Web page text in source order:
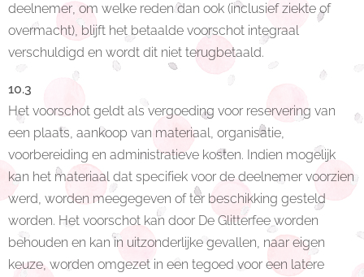
deelnemer, om welke reden dan ook (inclusief ziekte of
overmacht), blijft het betaalde voorschot integraal
verschuldigd en wordt dit niet terugbetaald.
10.3
Het voorschot geldt als vergoeding voor reservering van
een plaats, aankoop van materiaal, organisatie,
voorbereiding en administratieve kosten. Indien mogelijk
kan het materiaal dat specifiek voor de deelnemer voorzien
werd, worden meegegeven of ter beschikking gesteld
worden. Het voorschot kan door De Glitterfee worden
behouden en kan in uitzonderlijke gevallen, naar eigen
keuze, worden omgezet in een tegoed voor een latere